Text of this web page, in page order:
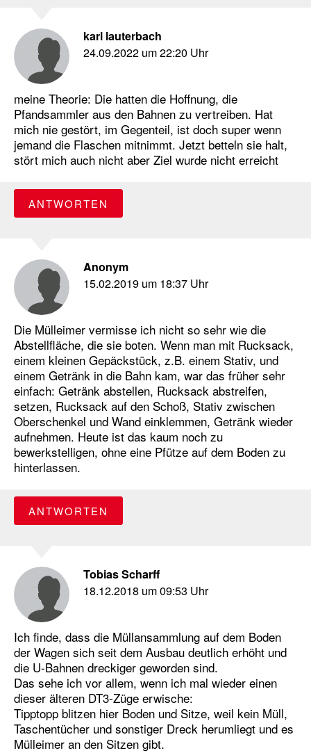
karl lauterbach
24.09.2022 um 22:20 Uhr
meine Theorie: Die hatten die Hoffnung, die
Pfandsammler aus den Bahnen zu vertreiben. Hat
mich nie gestört, im Gegenteil, ist doch super wenn
jemand die Flaschen mitnimmt. Jetzt betteln sie halt,
stört mich auch nicht aber Ziel wurde nicht erreicht
ANTWORTEN
Anonym
15.02.2019 um 18:37 Uhr
Die Mülleimer vermisse ich nicht so sehr wie die
Abstellfläche, die sie boten. Wenn man mit Rucksack,
einem kleinen Gepäckstück, z.B. einem Stativ, und
einem Getränk in die Bahn kam, war das früher sehr
einfach: Getränk abstellen, Rucksack abstreifen,
setzen, Rucksack auf den Schoß, Stativ zwischen
Oberschenkel und Wand einklemmen, Getränk wieder
aufnehmen. Heute ist das kaum noch zu
bewerkstelligen, ohne eine Pfütze auf dem Boden zu
hinterlassen.
ANTWORTEN
Tobias Scharff
18.12.2018 um 09:53 Uhr
Ich finde, dass die Müllansammlung auf dem Boden
der Wagen sich seit dem Ausbau deutlich erhöht und
die U-Bahnen dreckiger geworden sind.
Das sehe ich vor allem, wenn ich mal wieder einen
dieser älteren DT3-Züge erwische:
Tipptopp blitzen hier Boden und Sitze, weil kein Müll,
Taschentücher und sonstiger Dreck herumliegt und es
Mülleimer an den Sitzen gibt.